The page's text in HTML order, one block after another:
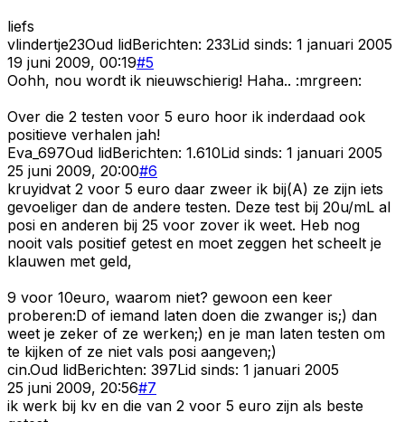
liefs
vlindertje23Oud lidBerichten: 233Lid sinds: 1 januari 2005
19 juni 2009, 00:19#5
Oohh, nou wordt ik nieuwschierig! Haha.. :mrgreen:
Over die 2 testen voor 5 euro hoor ik inderdaad ook
positieve verhalen jah!
Eva_697Oud lidBerichten: 1.610Lid sinds: 1 januari 2005
25 juni 2009, 20:00#6
kruyidvat 2 voor 5 euro daar zweer ik bij(A) ze zijn iets
gevoeliger dan de andere testen. Deze test bij 20u/mL al
posi en anderen bij 25 voor zover ik weet. Heb nog
nooit vals positief getest en moet zeggen het scheelt je
klauwen met geld,
9 voor 10euro, waarom niet? gewoon een keer
proberen:D of iemand laten doen die zwanger is;) dan
weet je zeker of ze werken;) en je man laten testen om
te kijken of ze niet vals posi aangeven;)
cin.Oud lidBerichten: 397Lid sinds: 1 januari 2005
25 juni 2009, 20:56#7
ik werk bij kv en die van 2 voor 5 euro zijn als beste